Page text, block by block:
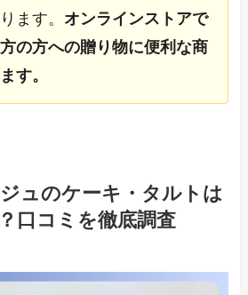
ます。 オンラインストアで
の方への贈り物に便利な商
す。
ュのケーキ・タルトは
口コミを徹底調査